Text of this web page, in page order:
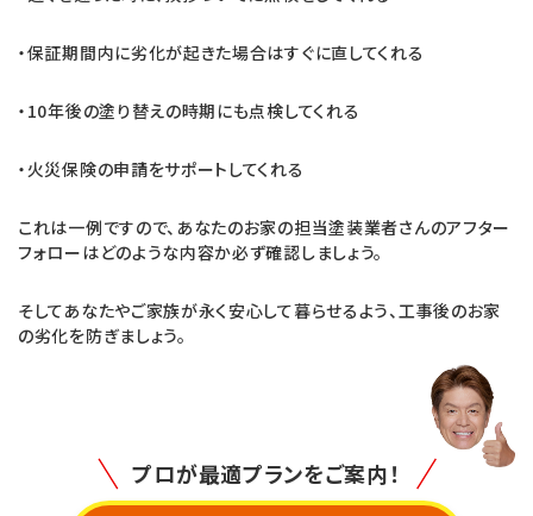
・保証期間内に劣化が起きた場合はすぐに直してくれる
・10年後の塗り替えの時期にも点検してくれる
・火災保険の申請をサポートしてくれる
これは一例ですので、あなたのお家の担当塗装業者さんのアフター
フォローはどのような内容か必ず確認しましょう。
そしてあなたやご家族が永く安心して暮らせるよう、工事後のお家
の劣化を防ぎましょう。
プロが最適プランをご案内！